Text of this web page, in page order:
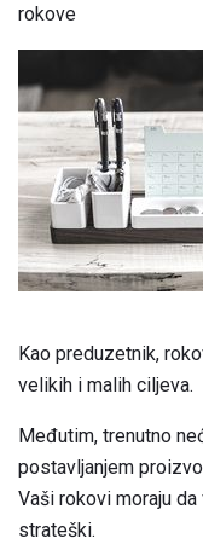
rokove
Kao preduzetnik,
velikih i malih ciljeva.
Međutim, trenutno
postavljanjem
Vaši rokovi moraju
strateški.